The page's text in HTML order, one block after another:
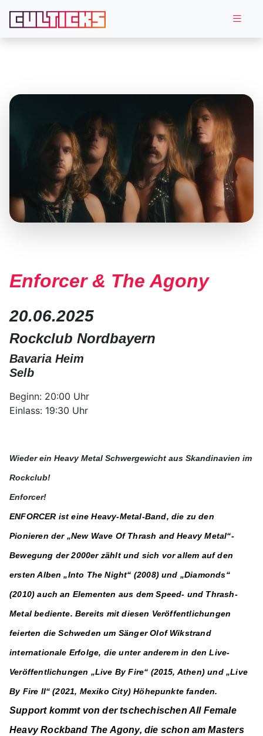
Enforcer & The Agony
20.06.2025
Rockclub Nordbayern
Bavaria Heim
Selb
Beginn: 20:00 Uhr
Einlass: 19:30 Uhr
Wieder ein Heavy Metal Schwergewicht aus Skandinavien im
Rockclub!
Enforcer!
ENFORCER ist eine Heavy-Metal-Band, die zu den
Pionieren der „New Wave Of Thrash and Heavy Metal“-
Bewegung der 2000er zählt und sich vor allem auf den
ersten Alben „Into The Night“ (2008) und „Diamonds“
(2010) auch an Elementen aus dem Speed- und Thrash-
Metal bediente. Bereits mit diesen Veröffentlichungen
feierten die Schweden um Sänger Olof Wikstrand
internationale Erfolge, die unter anderem in den Live-
Veröffentlichungen „Live By Fire“ (2015, Athen) und „Live
By Fire II“ (2021, Mexiko City) Höhepunkte fanden.
Support kommt von der tschechischen All Female
Heavy Rockband The Agony, die schon am Masters